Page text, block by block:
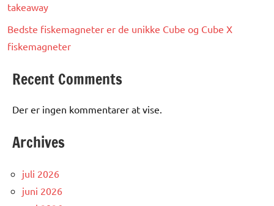
takeaway
Bedste fiskemagneter er de unikke Cube og Cube X
fiskemagneter
Recent Comments
Der er ingen kommentarer at vise.
Archives
juli 2026
juni 2026